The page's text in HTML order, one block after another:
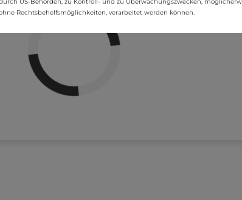
Rechtsbehelfsmöglichkeiten, verarbeitet werden können.